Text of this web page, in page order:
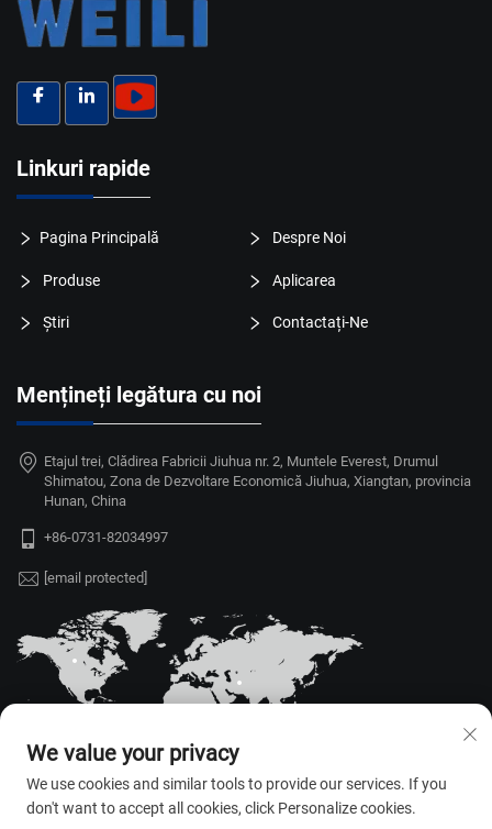
Linkuri rapide
Pagina Principală Despre Noi
Produse Aplicarea
Știri Contactați-Ne
Mențineți legătura cu noi
Etajul trei, Clădirea Fabricii Jiuhua nr. 2, Muntele Everest, Drumul
Shimatou, Zona de Dezvoltare Economică Jiuhua, Xiangtan, provincia
Hunan, China
+86-0731-82034997
[email protected]
We value your privacy
We use cookies and similar tools to provide our services. If you
don't want to accept all cookies, click Personalize cookies.